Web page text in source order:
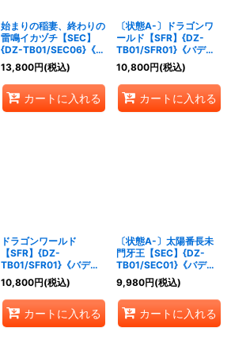
始まりの稲妻、終わりの
雷鳴イカヅチ【SEC】
{DZ-TB01/SEC06}《バ
ディファイト》
13,800円(税込)
カートに入れる
〔状態A-〕ドラゴンワ
ールド【SFR】{DZ-
TB01/SFR01}《バディ
ファイト》
10,800円(税込)
カートに入れる
ドラゴンワールド
【SFR】{DZ-
TB01/SFR01}《バディ
ファイト》
10,800円(税込)
カートに入れる
〔状態A-〕太陽番長未
門牙王【SEC】{DZ-
TB01/SEC01}《バディ
ファイト》
9,980円(税込)
カートに入れる